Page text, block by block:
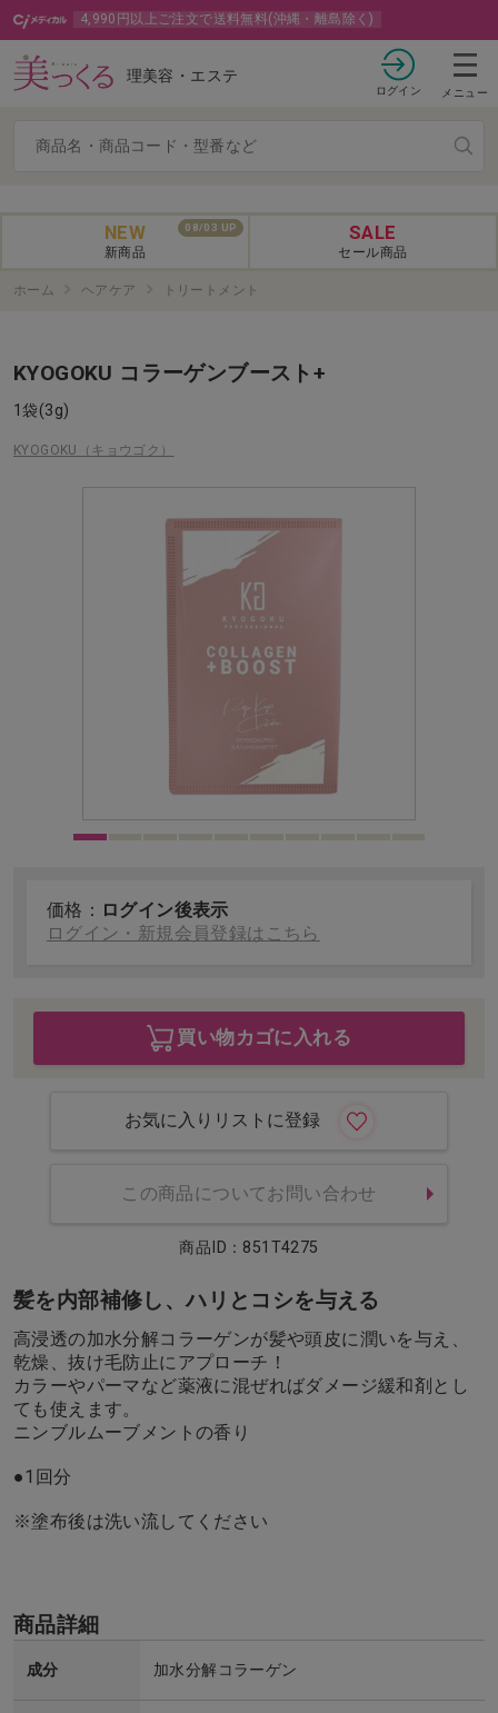
4,990円以上ご注文で送料無料(沖縄・離島除く)
理美容・エステ
ログイン メニュー
08/03 UP
NEW
新商品
SALE
セール商品
ホーム ヘアケア トリートメント
KYOGOKU コラーゲンブースト+
1袋(3g)
KYOGOKU（キョウゴク）
価格： ログイン後表示
ログイン・新規会員登録はこちら
買い物カゴに入れる
お気に入りリストに登録
この商品についてお問い合わせ
商品ID：851T4275
髪を内部補修し、ハリとコシを与える
高浸透の加水分解コラーゲンが髪や頭皮に潤いを与え、
乾燥、抜け毛防止にアプローチ！
カラーやパーマなど薬液に混ぜればダメージ緩和剤とし
ても使えます。
ニンブルムーブメントの香り
●1回分
※塗布後は洗い流してください
商品詳細
成分 加水分解コラーゲン